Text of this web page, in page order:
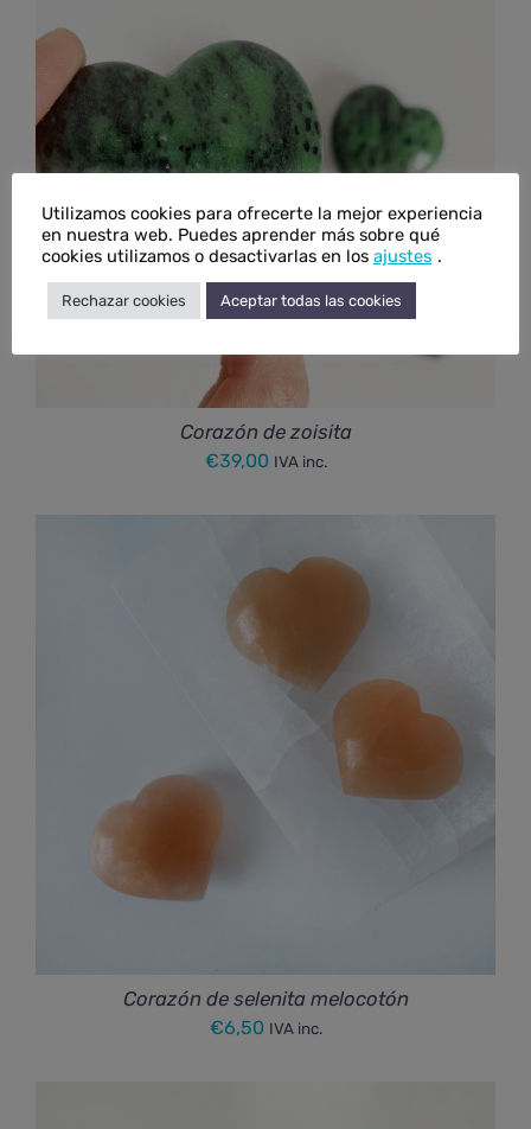
Corazón de zoisita
€39,00 IVA inc.
Corazón de selenita melocotón
€6,50 IVA inc.
Utilizamos cookies para ofrecerte la mejor experiencia
en nuestra web. Puedes aprender más sobre qué
cookies utilizamos o desactivarlas en los ajustes .
Rechazar cookies Aceptar todas las cookies